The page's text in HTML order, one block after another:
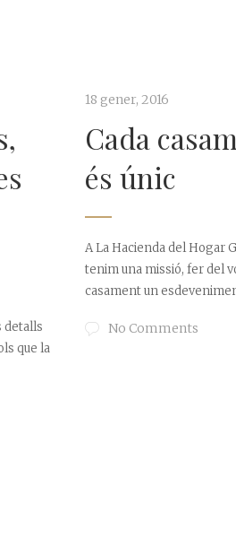
18 gener, 2016
Cada casament
és únic
A La Hacienda del Hogar Gallego
tenim una missió, fer del vostre
casament un esdeveniment únic....
No Comments